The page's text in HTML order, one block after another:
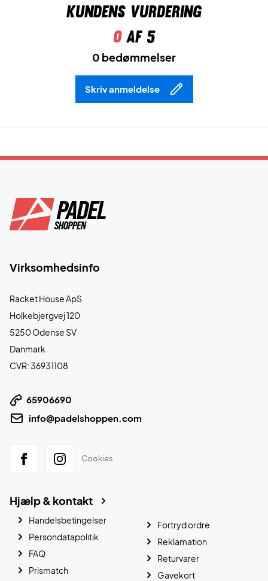
Kundens vurdering
0af 5
0 bedømmelser
Skriv anmeldelse
Virksomhedsinfo
Racket House ApS
Holkebjergvej 120
5250 Odense SV
Danmark
CVR: 36931108
65906690
info@padelshoppen.com
Cookies
Hjælp & kontakt
Handelsbetingelser
Persondatapolitik
FAQ
Prismatch
Fortryd ordre
Reklamation
Returvarer
Gavekort